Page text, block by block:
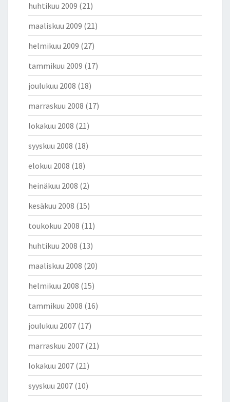
huhtikuu 2009 (21)
maaliskuu 2009 (21)
helmikuu 2009 (27)
tammikuu 2009 (17)
joulukuu 2008 (18)
marraskuu 2008 (17)
lokakuu 2008 (21)
syyskuu 2008 (18)
elokuu 2008 (18)
heinäkuu 2008 (2)
kesäkuu 2008 (15)
toukokuu 2008 (11)
huhtikuu 2008 (13)
maaliskuu 2008 (20)
helmikuu 2008 (15)
tammikuu 2008 (16)
joulukuu 2007 (17)
marraskuu 2007 (21)
lokakuu 2007 (21)
syyskuu 2007 (10)